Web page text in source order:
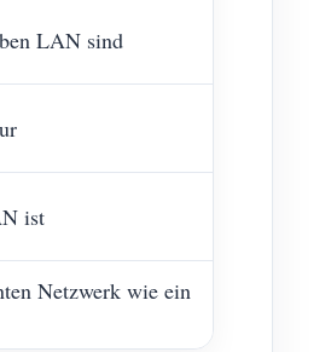
LAN sind
ist
Netzwerk wie ein